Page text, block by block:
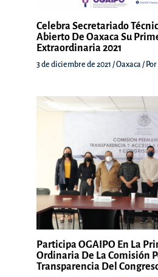
Celebra Secretariado
Abierto De Oaxaca Su
Extraordinaria 2021
3 de diciembre de 2021 /Oaxaca / Por
Participa OGAIPO En La
Ordinaria De La Comisión
Transparencia Del